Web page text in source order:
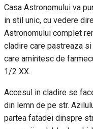
Casa Astronomului va
in stil unic, cu vedere
Astronomului complet
cladire care pastreaza
care amintesc de
1/2 XX.
Accesul in cladire se
din lemn de pe str.
partea fatadei dinspre